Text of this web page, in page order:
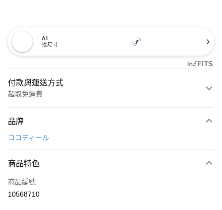
AI
找尺寸
付款與運送方式
超取免運費
信用卡一次付款
LINE Pay
Apple Pay
品牌
ココディール
商品特色
商品編號
10568710